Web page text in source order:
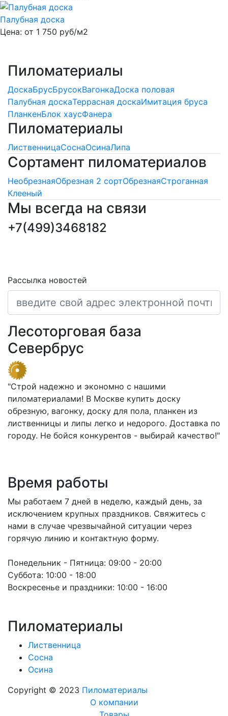
Палубная доска
Цена: от 1 750 руб/м2
Пиломатериалы
ДоскаБрусБрусокВагонкаДоска половая
Палубная доскаТеррасная доскаИмитация бруса
ПланкенБлок хаусФанера
Пиломатериалы
ЛиственницаСоснаОсинаЛипа
Сортамент пиломатериалов
НеобрезнаяОбрезная 2 сортОбрезнаяСтроганная
Клееный
Мы всегда на связи
+7(499)3468182
Рассылка новостей
Лесоторговая база
Севербрус
"Строй надежно и экономно с нашими
пиломатериалами! В Москве купить доску
обрезную, вагонку, доску для пола, планкен из
лиственницы и липы легко и недорого. Доставка по
городу. Не бойся конкурентов - выбирай качество!"
Время работы
Мы работаем 7 дней в неделю, каждый день, за
исключением крупных праздников. Свяжитесь с
нами в случае чрезвычайной ситуации через
горячую линию и контактную форму.
Понедельник - Пятница: 09:00 - 20:00
Суббота: 10:00 - 18:00
Воскресенье и праздники: 10:00 - 16:00
Пиломатериалы
Лиственница
Сосна
Осина
Copyright © 2023 Пиломатериалы
О компании